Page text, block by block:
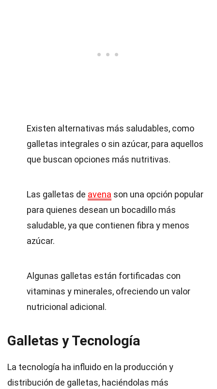
Existen alternativas más saludables, como
galletas integrales o sin azúcar, para aquellos
que buscan opciones más nutritivas.
Las galletas de avena son una opción popular
para quienes desean un bocadillo más
saludable, ya que contienen fibra y menos
azúcar.
Algunas galletas están fortificadas con
vitaminas y minerales, ofreciendo un valor
nutricional adicional.
Galletas y Tecnología
La tecnología ha influido en la producción y
distribución de galletas, haciéndolas más